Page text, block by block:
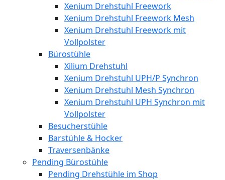
Xenium Drehstuhl Freework
Xenium Drehstuhl Freework Mesh
Xenium Drehstuhl Freework mit
Vollpolster
Bürostühle
Xilium Drehstuhl
Xenium Drehstuhl UPH/P Synchron
Xenium Drehstuhl Mesh Synchron
Xenium Drehstuhl UPH Synchron mit
Vollpolster
Besucherstühle
Barstühle & Hocker
Traversenbänke
Pending Bürostühle
Pending Drehstühle im Shop